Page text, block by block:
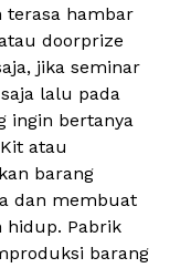
terasa hambar
doorprize
jika seminar
lalu pada
ingin bertanya
atau
barang
dan membuat
hidup. Pabrik
barang